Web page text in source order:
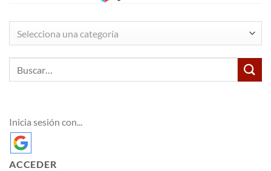
Inicia sesión con...
ACCEDER
Selecciona una categoría